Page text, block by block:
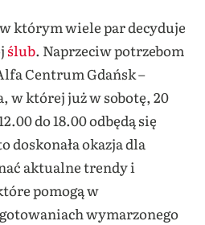
którym wiele par decyduje
ślub. Naprzeciw potrzebom
Centrum Gdańsk –
której już w sobotę, 20
do 18.00 odbędą się
doskonała okazja dla
aktualne trendy i
pomogą w
wymarzonego